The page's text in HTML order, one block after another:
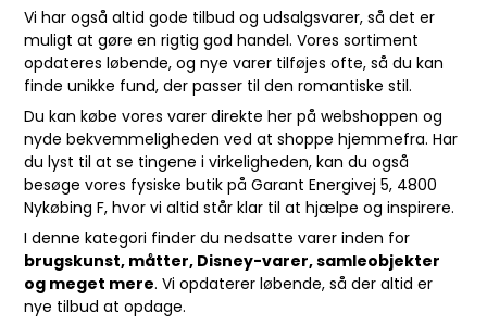
Vi har også altid gode tilbud og udsalgsvarer, så det er
muligt at gøre en rigtig god handel. Vores sortiment
opdateres løbende, og nye varer tilføjes ofte, så du kan
finde unikke fund, der passer til den romantiske stil.
Du kan købe vores varer direkte her på webshoppen og
nyde bekvemmeligheden ved at shoppe hjemmefra. Har
du lyst til at se tingene i virkeligheden, kan du også
besøge vores fysiske butik på Garant Energivej 5, 4800
Nykøbing F, hvor vi altid står klar til at hjælpe og inspirere.
I denne kategori finder du nedsatte varer inden for
brugskunst, måtter, Disney-varer, samleobjekter
og meget mere. Vi opdaterer løbende, så der altid er
nye tilbud at opdage.